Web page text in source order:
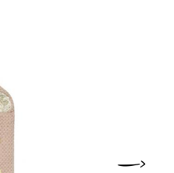
mi nombre, correo
que comente.